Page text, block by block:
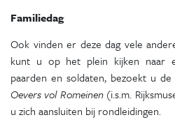
Familiedag
Ook vinden er deze dag vele
kunt u op het plein kijken naar
paarden en soldaten, bezoekt u
Oevers vol Romeinen(i.s.m.
u zich aansluiten bij rondleidingen.